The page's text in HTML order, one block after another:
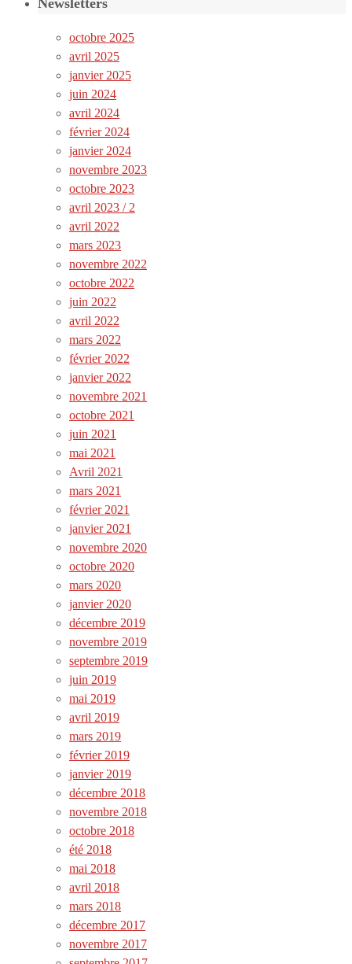
octobre 2025
avril 2025
janvier 2025
juin 2024
avril 2024
février 2024
janvier 2024
novembre 2023
octobre 2023
avril 2023 / 2
avril 2022
mars 2023
novembre 2022
octobre 2022
juin 2022
avril 2022
mars 2022
février 2022
janvier 2022
novembre 2021
octobre 2021
juin 2021
mai 2021
Avril 2021
mars 2021
février 2021
janvier 2021
novembre 2020
octobre 2020
mars 2020
janvier 2020
décembre 2019
novembre 2019
septembre 2019
juin 2019
mai 2019
avril 2019
mars 2019
février 2019
janvier 2019
décembre 2018
novembre 2018
octobre 2018
été 2018
mai 2018
avril 2018
mars 2018
décembre 2017
novembre 2017